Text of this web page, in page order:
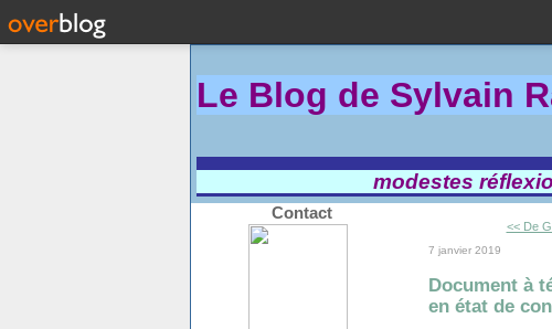
Le Blog de Sylvain
modestes
Contact
<< De
7 janvier 2019
Document à
en état de